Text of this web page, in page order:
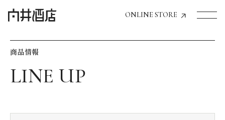
ONLINE STORE
飲食店経営のお客様
商品情報